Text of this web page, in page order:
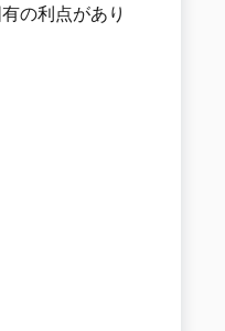
の利点があり